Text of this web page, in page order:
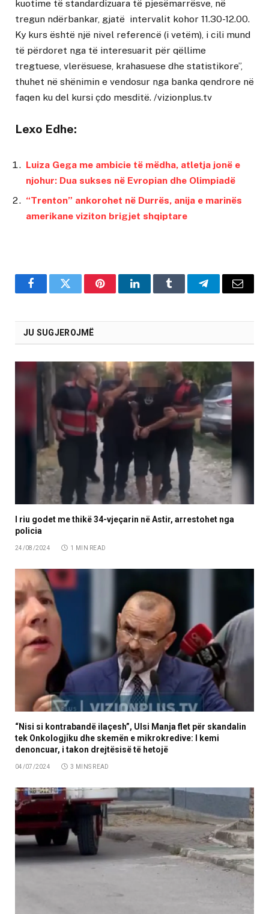
kuotime të standardizuara të pjesëmarrësve, në
tregun ndërbankar, gjatë intervalit kohor 11.30-12.00.
Ky kurs është një nivel referencë (i vetëm), i cili mund
të përdoret nga të interesuarit për qëllime
tregtuese, vlerësuese, krahasuese dhe statistikore”,
thuhet në shënimin e vendosur nga banka qendrore në
faqen ku del kursi çdo mesditë. /vizionplus.tv
Lexo Edhe:
Luiza Gega me ambicie të mëdha, atletja jonë e
njohur: Dua sukses në Evropian dhe Olimpiadë
“Trenton” ankorohet në Durrës, anija e marinës
amerikane viziton brigjet shqiptare
FacebookTwitter PinterestLinkedInTumblr TelegramEmail
JU SUGJEROJMË
I riu godet me thikë 34-vjeçarin në Astir, arrestohet nga
policia
24/08/2024 1 MIN READ
“Nisi si kontrabandë ilaçesh”, Ulsi Manja flet për skandalin
tek Onkologjiku dhe skemën e mikrokredive: I kemi
denoncuar, i takon drejtësisë të hetojë
04/07/2024 3 MINS READ